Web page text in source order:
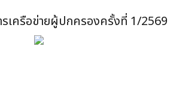
เครือข่ายผู้ปกครองครั้งที่ 1/2569